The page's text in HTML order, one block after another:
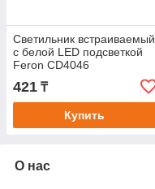
Светильник встраиваемый
с белой LED подсветкой
Feron CD4046
потолочный GX53 без
лампы, прозрачный, хром
421 ₸
Купить
О нас